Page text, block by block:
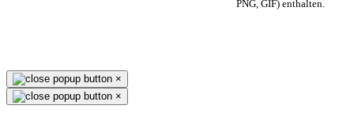
PNG, GIF) enthalten.
×
×